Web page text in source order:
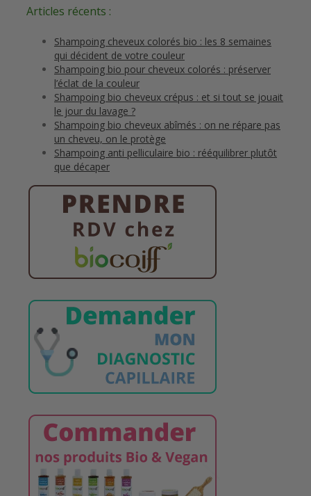
Articles récents :
Shampoing cheveux colorés bio : les 8 semaines
qui décident de votre couleur
Shampoing bio pour cheveux colorés : préserver
l’éclat de la couleur
Shampoing bio cheveux crépus : et si tout se jouait
le jour du lavage ?
Shampoing bio cheveux abîmés : on ne répare pas
un cheveu, on le protège
Shampoing anti pelliculaire bio : rééquilibrer plutôt
que décaper